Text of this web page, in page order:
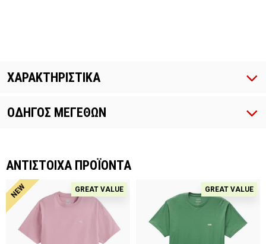
ΧΑΡΑΚΤΗΡΙΣΤΙΚΑ
ΟΔΗΓΟΣ ΜΕΓΕΘΩΝ
ΑΝΤΙΣΤΟΙΧΑ ΠΡΟΪΟΝΤΑ
NEW GREAT VALUE GREAT VALUE